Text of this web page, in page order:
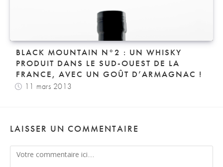
BLACK MOUNTAIN N°2 : UN WHISKY
PRODUIT DANS LE SUD-OUEST DE LA
FRANCE, AVEC UN GOÛT D’ARMAGNAC !
11 mars 2013
LAISSER UN COMMENTAIRE
Comment